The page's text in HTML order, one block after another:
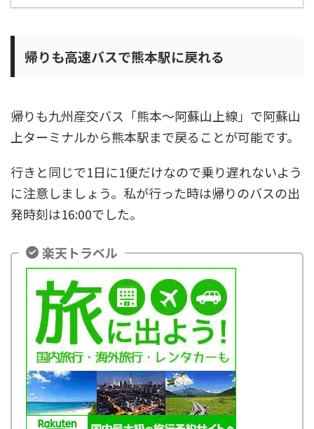
帰りも高速バスで熊本駅に戻れる
帰りも九州産交バス「熊本～阿蘇山上線」で阿蘇山
上ターミナルから熊本駅まで戻ることが可能です。
行きと同じで1日に1便だけなので乗り遅れないよう
に注意しましょう。私が行った時は帰りのバスの出
発時刻は16:00でした。
楽天トラベル